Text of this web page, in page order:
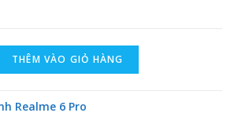
THÊM VÀO GIỎ HÀNG
Realme 6 Pro